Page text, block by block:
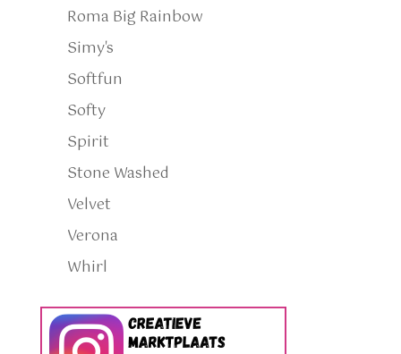
Roma Big Rainbow
Simy's
Softfun
Softy
Spirit
Stone Washed
Velvet
Verona
Whirl